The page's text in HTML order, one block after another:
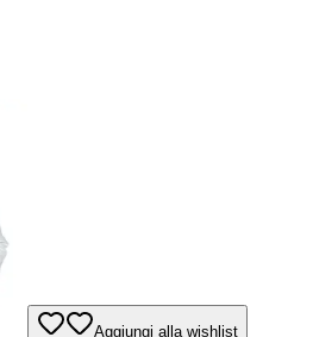
Aggiungi alla wishlist